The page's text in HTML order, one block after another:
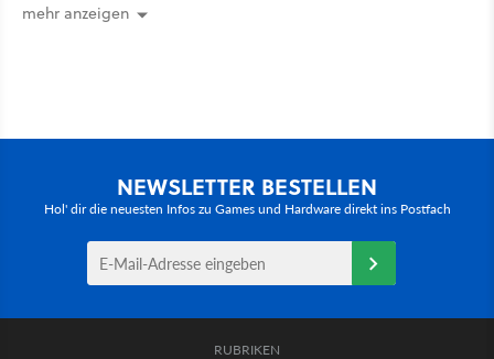
mehr anzeigen
NEWSLETTER BESTELLEN
Hol' dir die neuesten Infos zu Games und Hardware direkt ins Postfach
RUBRIKEN